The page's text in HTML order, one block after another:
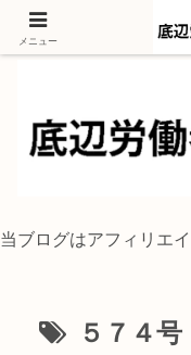
独身底辺おじさん
当ブログはアフィリエ
５７４号
メニュー